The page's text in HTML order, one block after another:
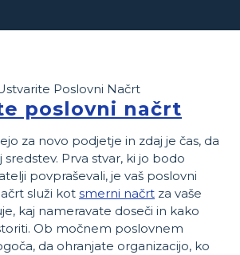
poslovni načrt
za novo podjetje in zdaj je čas, da
Prva stvar, ki jo bodo
povpraševali, je vaš poslovni
služi kot smerni načrt za vaše
kaj nameravate doseči in kako
Ob močnem poslovnem
da ohranjate organizacijo, ko